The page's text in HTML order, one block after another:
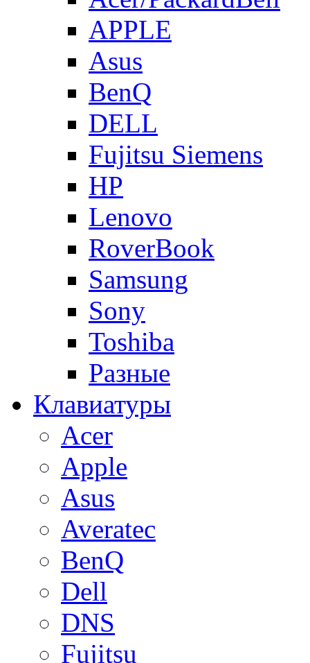
APPLE
Asus
BenQ
DELL
Fujitsu Siemens
HP
Lenovo
RoverBook
Samsung
Sony
Toshiba
Разные
Клавиатуры
Acer
Apple
Asus
Averatec
BenQ
Dell
DNS
Fujitsu